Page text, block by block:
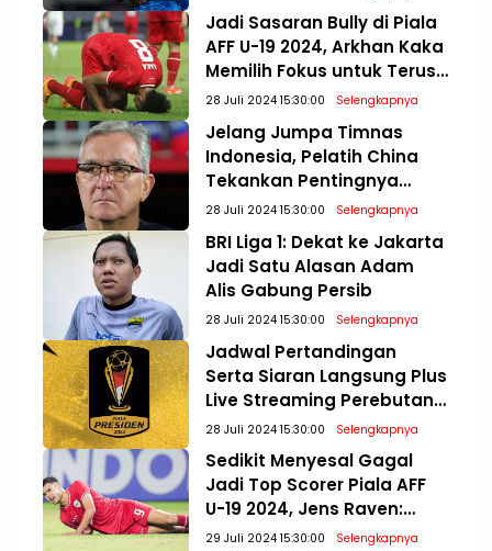
Jadi Sasaran Bully di Piala
AFF U-19 2024, Arkhan Kaka
Memilih Fokus untuk Terus
Meningkatkan Diri
28 Juli 2024 15:30:00 Selengkapnya
Jelang Jumpa Timnas
Indonesia, Pelatih China
Tekankan Pentingnya
Mental Bertanding di
Kualifikasi Piala Dunia 2026
28 Juli 2024 15:30:00 Selengkapnya
BRI Liga 1: Dekat ke Jakarta
Jadi Satu Alasan Adam
Alis Gabung Persib
28 Juli 2024 15:30:00 Selengkapnya
Jadwal Pertandingan
Serta Siaran Langsung Plus
Live Streaming Perebutan
Posisi Tiga dan Final Piala
Presiden 2024
28 Juli 2024 15:30:00 Selengkapnya
Sedikit Menyesal Gagal
Jadi Top Scorer Piala AFF
U-19 2024, Jens Raven:
Paling Penting Juara!
29 Juli 2024 15:30:00 Selengkapnya